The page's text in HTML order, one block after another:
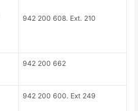
942 200 608. Ext. 210
942 200 662
942 200 600. Ext 249